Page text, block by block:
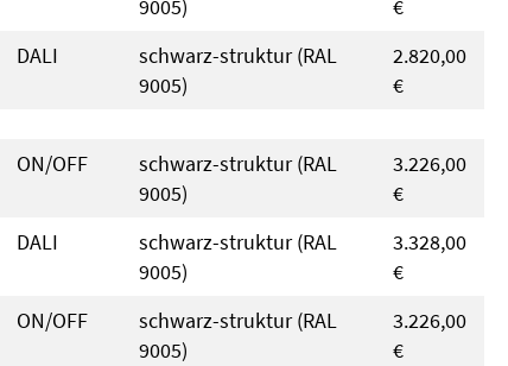
9005)
€
DALI
schwarz-struktur (RAL
9005)
2.820,00
€
ON/OFF
schwarz-struktur (RAL
9005)
3.226,00
€
DALI
schwarz-struktur (RAL
9005)
3.328,00
€
ON/OFF
schwarz-struktur (RAL
9005)
3.226,00
€